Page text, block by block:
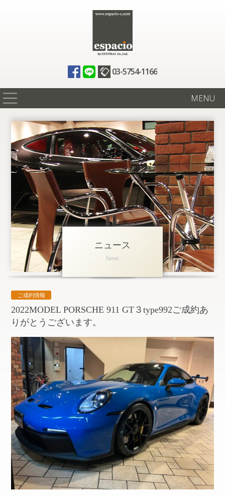
03-5754-1166
MENU
在庫情報
買取査定
全国納車
ニュース
ギャラリー
アクセス
会社概要
お問い合わせ
ニュース
News
ご成約情報
2022MODEL PORSCHE 911 GT３type992ご成約あ
りがとうございます。